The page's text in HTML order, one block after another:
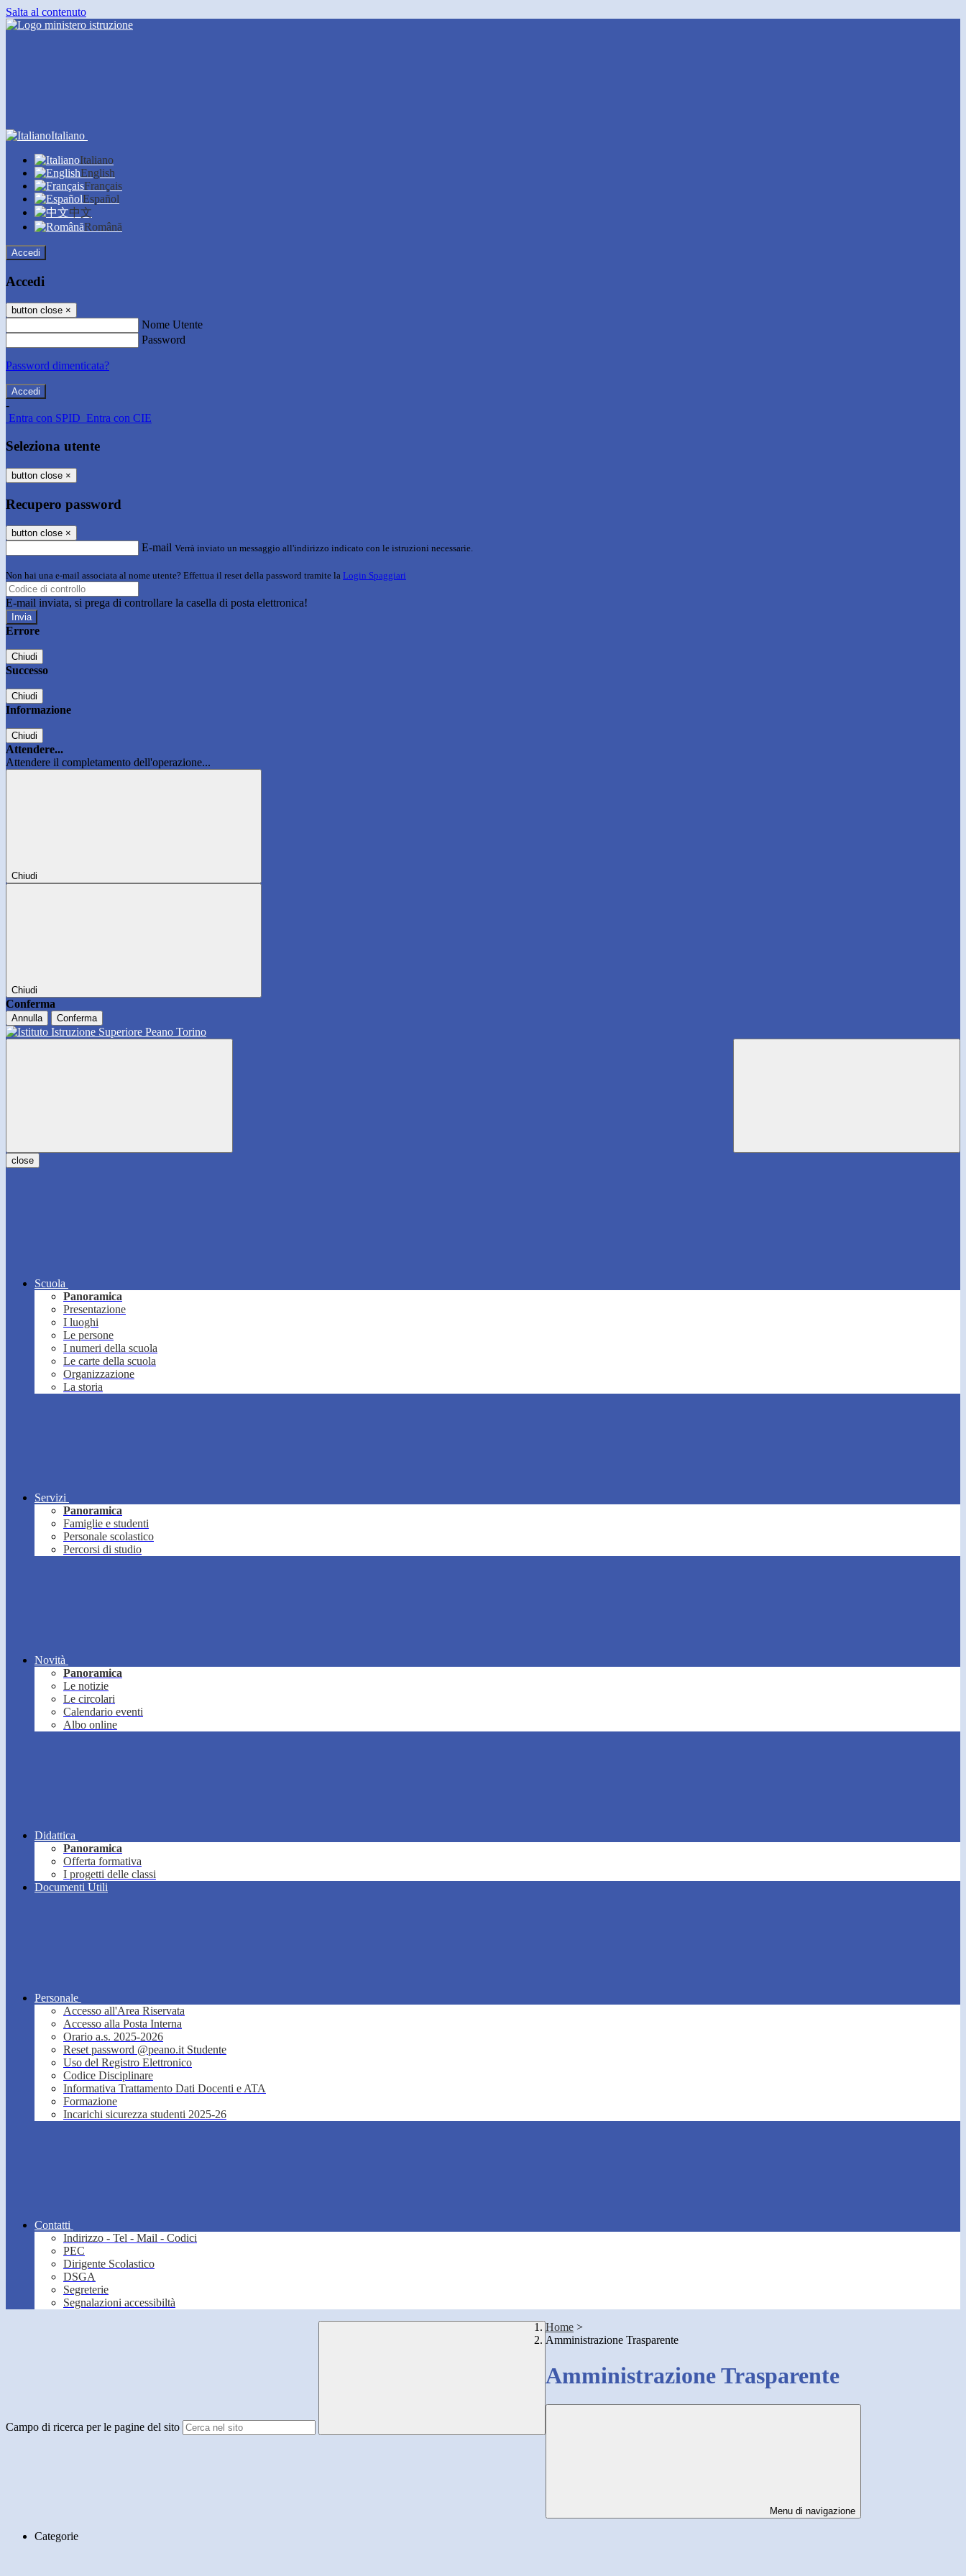
Salta al contenuto
Italiano
Italiano
English
Français
Español
中文
Română
Accedi
Accedi
button close ×
Nome Utente
Password
Password dimenticata?
-
Entra con SPID Entra con CIE
Seleziona utente
button close ×
Recupero password
button close ×
E-mail Verrà inviato un messaggio all'indirizzo indicato con le istruzioni necessarie.
Non hai una e-mail associata al nome utente? Effettua il reset della password tramite la Login Spaggiari
E-mail inviata, si prega di controllare la casella di posta elettronica!
Errore
Chiudi
Successo
Chiudi
Informazione
Chiudi
Attendere...
Attendere il completamento dell'operazione...
Chiudi
Chiudi
Conferma
Annulla Conferma
close
Scuola
Panoramica
Presentazione
I luoghi
Le persone
I numeri della scuola
Le carte della scuola
Organizzazione
La storia
Servizi
Panoramica
Famiglie e studenti
Personale scolastico
Percorsi di studio
Novità
Panoramica
Le notizie
Le circolari
Calendario eventi
Albo online
Didattica
Panoramica
Offerta formativa
I progetti delle classi
Documenti Utili
Personale
Accesso all'Area Riservata
Accesso alla Posta Interna
Orario a.s. 2025-2026
Reset password @peano.it Studente
Uso del Registro Elettronico
Codice Disciplinare
Informativa Trattamento Dati Docenti e ATA
Formazione
Incarichi sicurezza studenti 2025-26
Contatti
Indirizzo - Tel - Mail - Codici
PEC
Dirigente Scolastico
DSGA
Segreterie
Segnalazioni accessibiltà
Campo di ricerca per le pagine del sito
Home >
Amministrazione Trasparente
Amministrazione Trasparente
Menu di navigazione
Categorie